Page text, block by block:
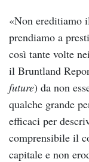
«Non ereditiamo
prendiamo a
così tante volte
il Bruntland
future) da non
qualche grande
efficaci per
comprensibile il
capitale e non